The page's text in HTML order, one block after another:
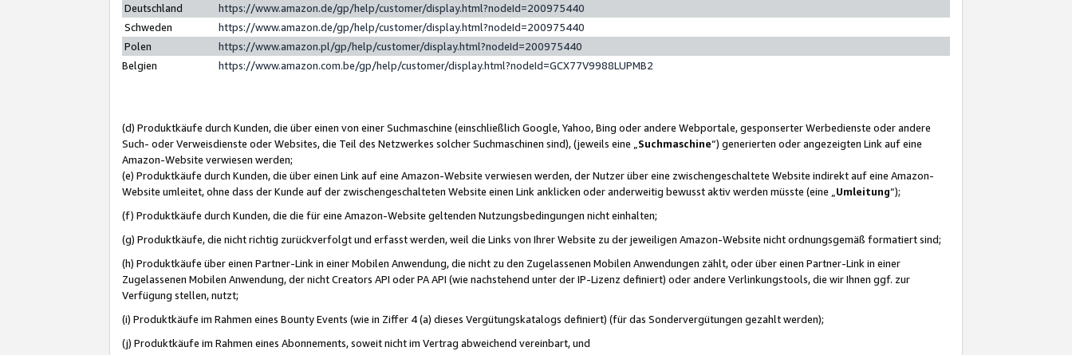
Deutschland
https://www.amazon.de/gp/help/customer/display.html?nodeId=200975440
Schweden
https://www.amazon.de/gp/help/customer/display.html?nodeId=200975440
Polen
https://www.amazon.pl/gp/help/customer/display.html?nodeId=200975440
Belgien
https://www.amazon.com.be/gp/help/customer/display.html?nodeId=GCX77V9988LUPMB2
(d) Produktkäufe durch Kunden, die über einen von einer Suchmaschine (einschließlich Google, Yahoo, Bing oder andere Webportale, gesponserter Werbedienste oder andere
Such- oder Verweisdienste oder Websites, die Teil des Netzwerkes solcher Suchmaschinen sind), (jeweils eine „ Suchmaschine“) generierten oder angezeigten Link auf eine
Amazon-Website verwiesen werden;
(e) Produktkäufe durch Kunden, die über einen Link auf eine Amazon-Website verwiesen werden, der Nutzer über eine zwischengeschaltete Website indirekt auf eine Amazon-
Website umleitet, ohne dass der Kunde auf der zwischengeschalteten Website einen Link anklicken oder anderweitig bewusst aktiv werden müsste (eine „ Umleitung“);
(f) Produktkäufe durch Kunden, die die für eine Amazon-Website geltenden Nutzungsbedingungen nicht einhalten;
(g) Produktkäufe, die nicht richtig zurückverfolgt und erfasst werden, weil die Links von Ihrer Website zu der jeweiligen Amazon-Website nicht ordnungsgemäß formatiert sind;
(h) Produktkäufe über einen Partner-Link in einer Mobilen Anwendung, die nicht zu den Zugelassenen Mobilen Anwendungen zählt, oder über einen Partner-Link in einer
Zugelassenen Mobilen Anwendung, der nicht Creators API oder PA API (wie nachstehend unter der IP-Lizenz definiert) oder andere Verlinkungstools, die wir Ihnen ggf. zur
Verfügung stellen, nutzt;
(i) Produktkäufe im Rahmen eines Bounty Events (wie in Ziffer 4 (a) dieses Vergütungskatalogs definiert) (für das Sondervergütungen gezahlt werden);
(j) Produktkäufe im Rahmen eines Abonnements, soweit nicht im Vertrag abweichend vereinbart, und